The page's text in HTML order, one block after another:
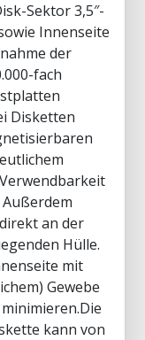
Sektor 3,5″-
Innenseite
der
fach
Disketten
an der
Hülle.
mit
Gewebe
kann von